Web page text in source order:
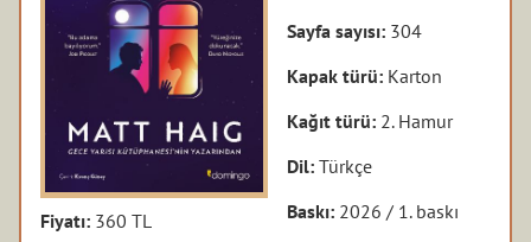
Fiyatı: 360 TL
Sayfa sayısı: 304
Kapak türü: Karton
Kağıt türü: 2. Hamur
Dil:Türkçe
Baskı: 2026 / 1. baskı